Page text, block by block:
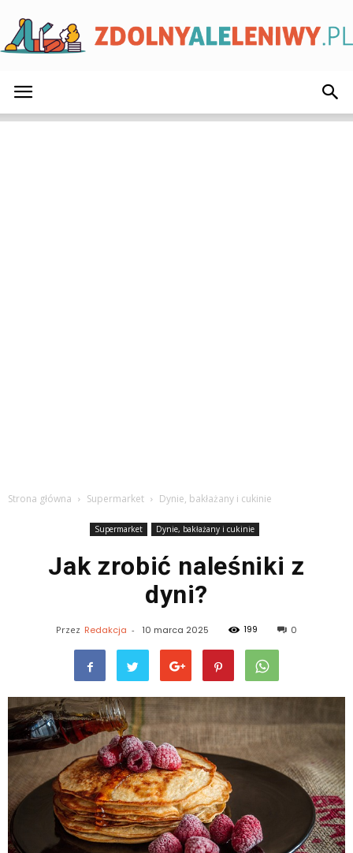
Strona główna Supermarket Dynie, bakłażany i cukinie
Supermarket Dynie, bakłażany i cukinie
Jak zrobić naleśniki z
dyni?
Przez Redakcja - 10 marca 2025 199 0